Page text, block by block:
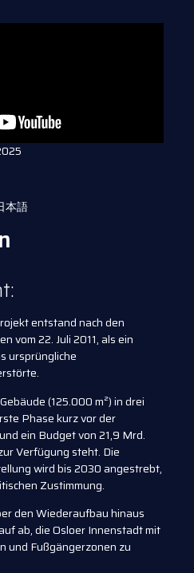
本語
entstand nach den
vom 22. Juli 2011, als ein
ursprüngliche
(125.000 m²) in drei
Phase kurz vor der
ein Budget von 21,9 Mrd.
Verfügung steht. Die
wird bis 2030 angestrebt,
Zustimmung.
den Wiederaufbau hinaus
ab, die Osloer Innenstadt mit
und Fußgängerzonen zu